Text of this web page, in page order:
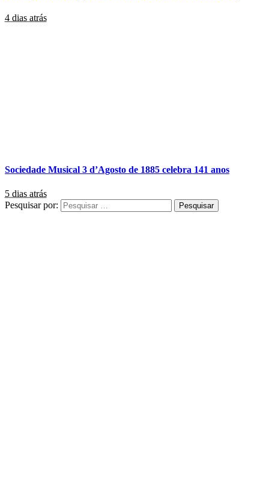
4 dias atrás
Sociedade Musical 3 d’Agosto de 1885 celebra 141 anos
5 dias atrás
Pesquisar por: